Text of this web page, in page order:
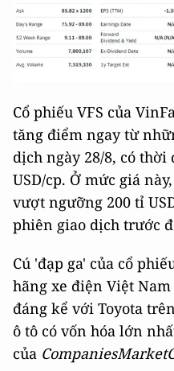
Cổ phiếu VFS của
tăng điểm ngay từ
dịch ngày 28/8, có
USD/cp. Ở mức giá
vượt ngưỡng 200 tỉ
phiên giao dịch trước
Cú 'đạp ga' của cổ
hãng xe điện Việt
đáng kể với Toyota
ô tô có vốn hóa lớn
của